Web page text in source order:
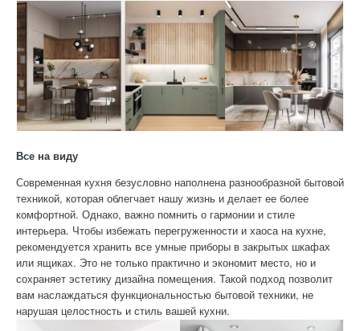
Все на виду
Современная кухня безусловно наполнена разнообразной бытовой
техникой, которая облегчает нашу жизнь и делает ее более
комфортной. Однако, важно помнить о гармонии и стиле
интерьера. Чтобы избежать перегруженности и хаоса на кухне,
рекомендуется хранить все умные приборы в закрытых шкафах
или ящиках. Это не только практично и экономит место, но и
сохраняет эстетику дизайна помещения. Такой подход позволит
вам наслаждаться функциональностью бытовой техники, не
нарушая целостность и стиль вашей кухни.